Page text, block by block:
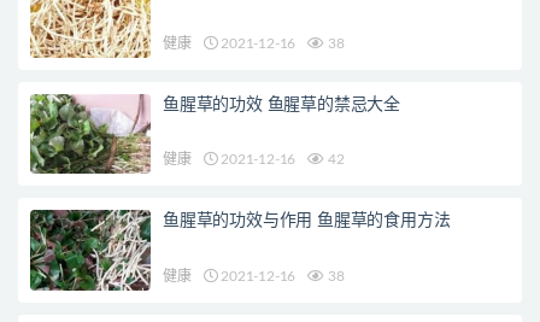
健康 2021-12-16 38
鱼腥草的功效 鱼腥草的禁忌大全
健康 2021-12-16 42
鱼腥草的功效与作用 鱼腥草的食用方法
健康 2021-12-16 38